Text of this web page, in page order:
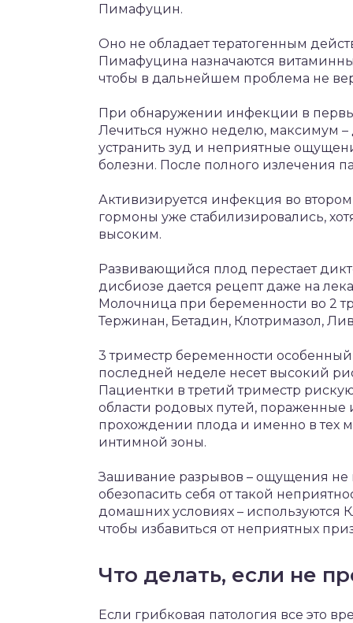
Пимафуцин.
Оно не обладает тератогенным
Пимафуцина назначаются
чтобы в дальнейшем проблема не
При обнаружении инфекции в
Лечиться нужно неделю, максимум –
устранить зуд и неприятные
болезни. После полного излечения
Активизируется инфекция во
гормоны уже стабилизировались,
высоким.
Развивающийся плод перестает
дисбиозе дается рецепт даже на
Молочница при беременности во 2
Тержинан, Бетадин, Клотримазол,
3 триместр беременности
последней неделе несет высокий
Пациентки в третий триместр
области родовых путей,
прохождении плода и именно в тех
интимной зоны.
Зашивание разрывов – ощущения не
обезопасить себя от такой
домашних условиях – используются
чтобы избавиться от неприятных
Что делать, если не
Если грибковая патология все это